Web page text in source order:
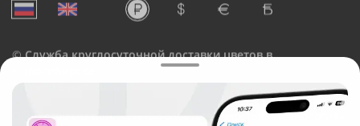
©Служба круглосуточной доставки цветов в
Русский Букет, 2026
Общество с ограниченной ответственностью «Технология»